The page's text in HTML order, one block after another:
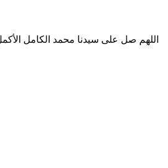
اللهم صل على سيدنا محمد الكامل